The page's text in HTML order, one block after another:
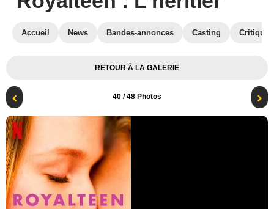
Accueil News Bandes-annonces Casting
RETOUR À LA GALERIE
40 / 48 Photos